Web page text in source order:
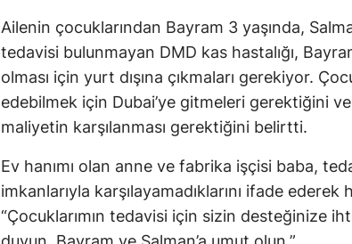
Ailenin çocuklarından Bayram 3 yaşında,
tedavisi bulunmayan DMD kas hastalığı,
olması için yurt dışına çıkmaları gerekiyor.
edebilmek için Dubai’ye gitmeleri gerektiğini
maliyetin karşılanması gerektiğini belirtti.
Ev hanımı olan anne ve fabrika işçisi baba,
imkanlarıyla karşılayamadıklarını ifade ederek
“Çocuklarımın tedavisi için sizin desteğinize